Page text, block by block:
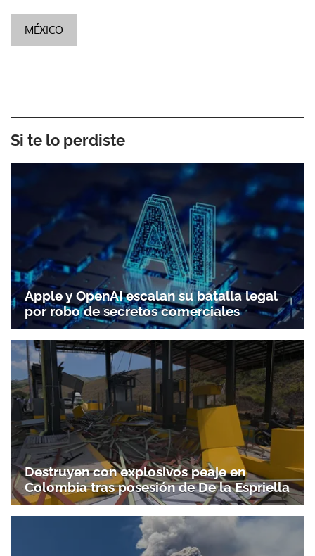
MÉXICO
Si te lo perdiste
Apple y OpenAI escalan su batalla legal
por robo de secretos comerciales
Destruyen con explosivos peaje en
Colombia tras posesión de De la Espriella